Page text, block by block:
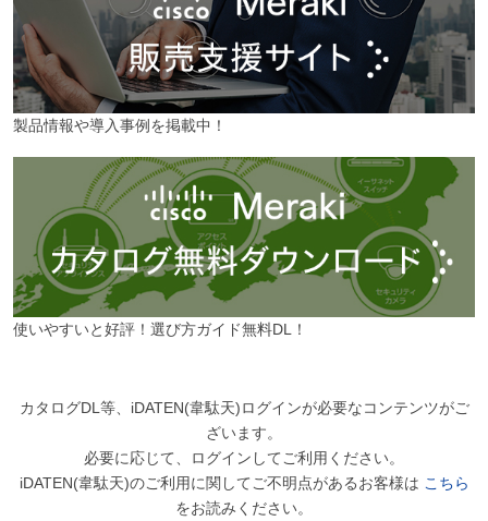
製品情報や導入事例を掲載中！
使いやすいと好評！選び方ガイド無料DL！
カタログDL等、iDATEN(韋駄天)ログインが必要なコンテンツがご
ざいます。
必要に応じて、ログインしてご利用ください。
iDATEN(韋駄天)のご利用に関してご不明点があるお客様は こちら
をお読みください。